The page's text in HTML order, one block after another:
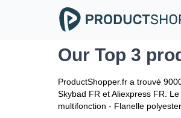
Our Top 3
ProductShopper.fr a trouvé
Skybad FR et Aliexpress FR.
multifonction - Flanelle